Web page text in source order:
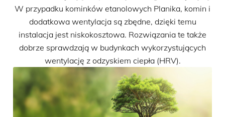
W przypadku kominków etanolowych Planika, komin i
dodatkowa wentylacja są zbędne, dzięki temu
instalacja jest niskokosztowa. Rozwiązania te także
dobrze sprawdzają w budynkach wykorzystujących
wentylację z odzyskiem ciepła (HRV).